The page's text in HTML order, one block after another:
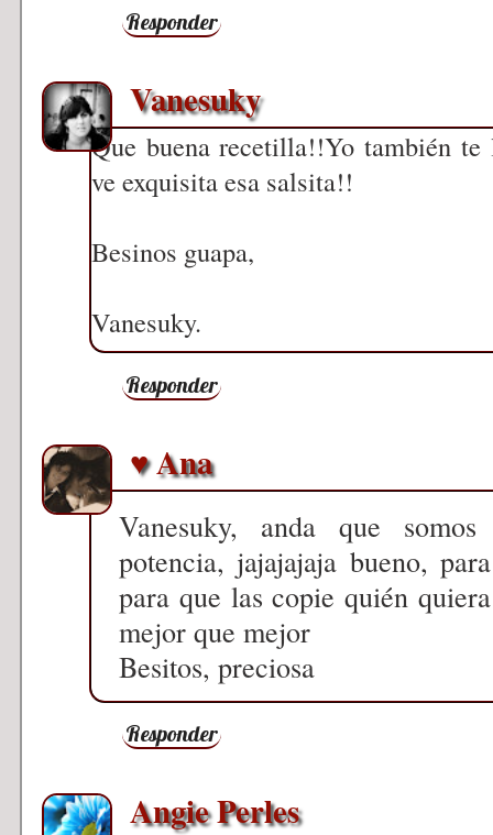
Responder
Vanesuky
Que buena recetilla!!Yo también
ve exquisita esa salsita!!
Besinos guapa,
Vanesuky.
Responder
♥ Ana
Vanesuky, anda que
potencia, jajajajaja bueno,
para que las copie quién
mejor que mejor
Besitos, preciosa
Responder
Angie Perles